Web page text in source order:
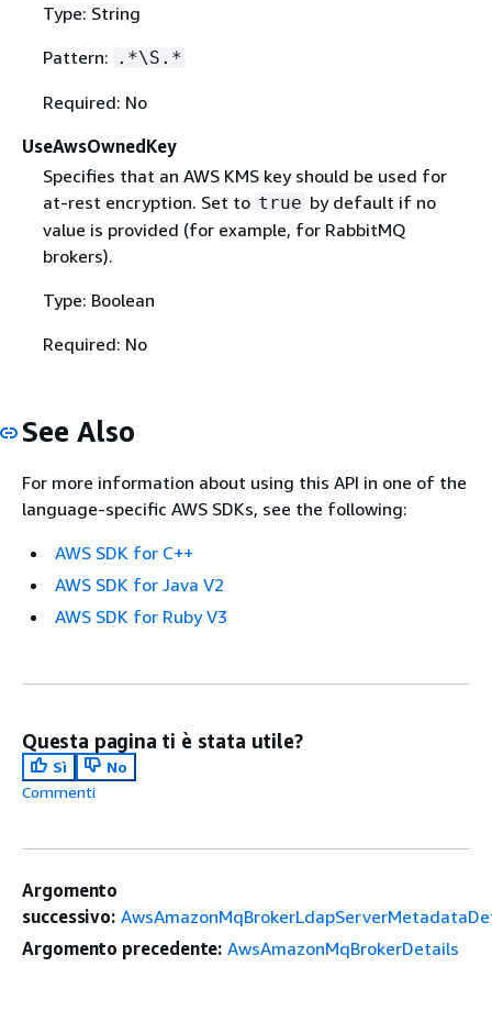
Type: String
Pattern: .*\S.*
Required: No
UseAwsOwnedKey
Specifies that an AWS KMS key should be used for
at-rest encryption. Set to true by default if no
value is provided (for example, for RabbitMQ
brokers).
Type: Boolean
Required: No
See Also
For more information about using this API in one of the
language-specific AWS SDKs, see the following:
AWS SDK for C++
AWS SDK for Java V2
AWS SDK for Ruby V3
Questa pagina ti è stata utile?
Sì
No
Commenti
Argomento
successivo:
Argomento precedente: AwsAmazonMqBrokerDetails